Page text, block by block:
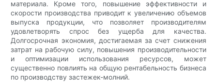
материала. Кроме того, повышение эффективности и
скорости производства приводит к увеличению объемов
выпуска продукции, что позволяет производителям
удовлетворять спрос без ущерба для качества.
Долгосрочная экономия, достигаемая за счет снижения
затрат на рабочую силу, повышения производительности
и оптимизации использования ресурсов, может
существенно повлиять на общую рентабельность бизнеса
по производству застежек-молний.